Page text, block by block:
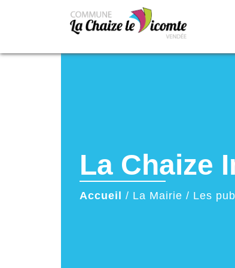
La Chaize
Accueil / La Mairie / Les